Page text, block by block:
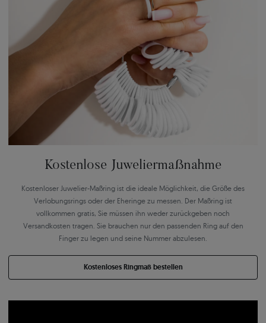
Kostenlose Juweliermaßnahme
Kostenloser Juwelier-Maßring ist die ideale Möglichkeit, die Größe des
Verlobungsrings oder der Eheringe zu messen. Der Maßring ist
vollkommen gratis, Sie müssen ihn weder zurückgeben noch
Versandkosten tragen. Sie brauchen nur den passenden Ring auf den
Finger zu legen und seine Nummer abzulesen.
Kostenloses Ringmaß bestellen